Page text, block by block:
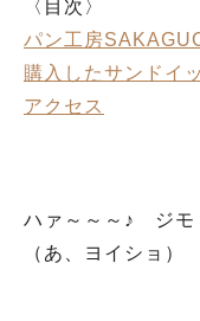
〈目次〉
パン工房
購入したサンドイ
アクセス
ハァ～～～♪ ジ
（あ、ヨイショ）